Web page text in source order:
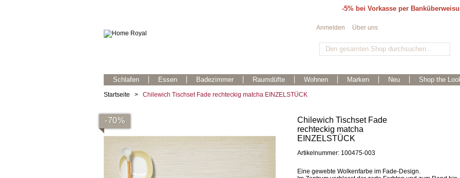
-5% bei Vorkasse per
Schlafen Essen Badezimmer Raumdüfte Wohnen Marken Neu Shop the
Anmelden Über uns
Startseite > Chilewich Tischset Fade rechteckig matcha EINZELSTÜCK
-70%
Chilewich Tischset Fade
rechteckig matcha
EINZELSTÜCK
Artikelnummer: 100475-003
Eine gewebte Wolkenfarbe im Fade-Design.